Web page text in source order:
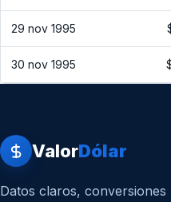
29 nov 1995
30 nov 1995
ValorDólar
Datos claros,